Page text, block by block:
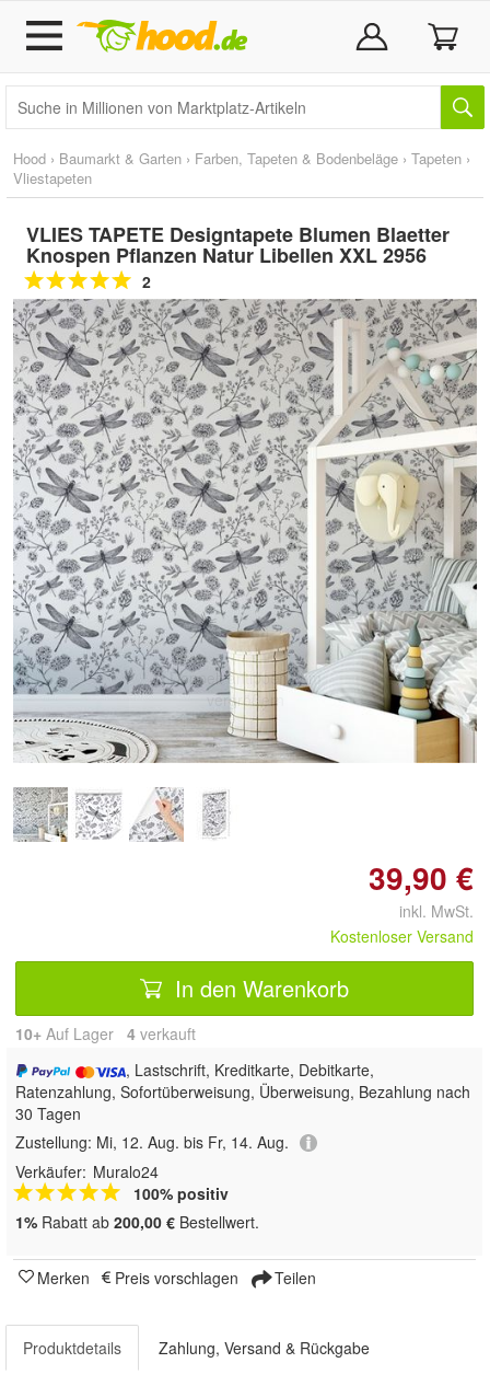
Hood › Baumarkt & Garten › Farben, Tapeten & Bodenbeläge › Tapeten ›
Vliestapeten
VLIES TAPETE Designtapete Blumen Blaetter
Knospen Pflanzen Natur Libellen XXL 2956
2
Doppelt antippen zum
vergrößern
39,90 €
inkl. MwSt.
Kostenloser Versand
In den Warenkorb
10+ Auf Lager 4 verkauft
, Lastschrift, Kreditkarte, Debitkarte,
Ratenzahlung, Sofortüberweisung, Überweisung, Bezahlung nach
30 Tagen
Zustellung: Mi, 12. Aug. bis Fr, 14. Aug.
Verkäufer: Muralo24
100% positiv
1% Rabatt ab 200,00 € Bestellwert.
Merken Preis vorschlagen Teilen
Produktdetails Zahlung, Versand & Rückgabe